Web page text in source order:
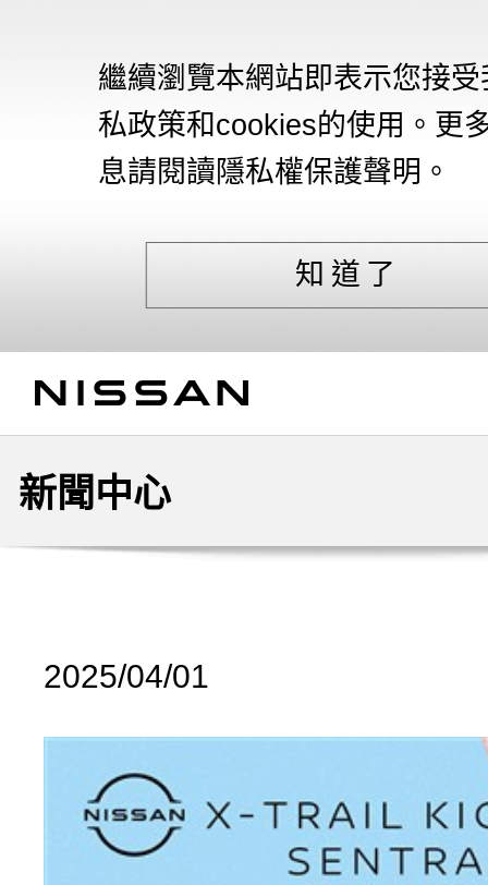
繼續瀏覽本網站即表示您接
私政策和cookies的使用。更
息請閱讀隱私權保護聲明。
知道了
新聞中心
2025/04/01